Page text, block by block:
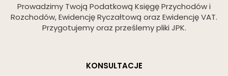
Prowadzimy Twoją Podatkową Księgę Przychodów i
Rozchodów, Ewidencję Ryczałtową oraz Ewidencję VAT.
Przygotujemy oraz prześlemy pliki JPK.
KONSULTACJE